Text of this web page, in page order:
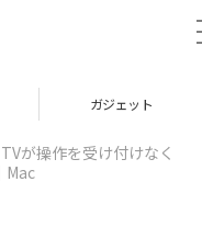
ガジェット
が操作を受け付けなく
Mac